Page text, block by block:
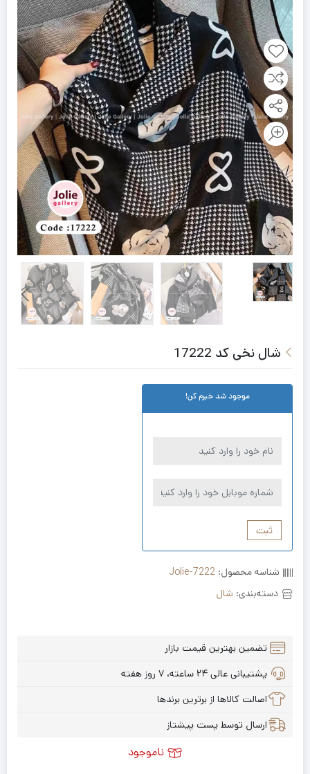
شال نخی کد 17222
موجود شد خبرم کن!
ثبت
شناسه محصول: Jolie-7222
دسته‌بندی: شال
تضمین بهترین قیمت بازار
پشتیبانی عالی ۲۴ ساعته، ۷ روز هفته
اصالت کالاها از برترین برندها
ارسال توسط پست پیشتاز
ناموجود